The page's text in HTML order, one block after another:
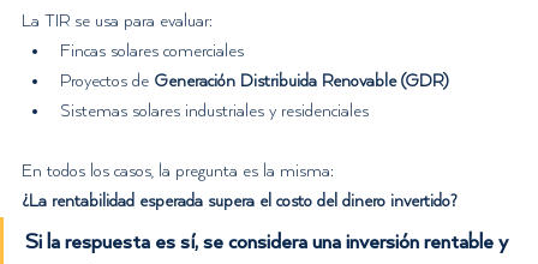
La TIR se usa para evaluar:
Fincas solares comerciales
Proyectos de Generación Distribuida Renovable (GDR)
Sistemas solares industriales y residenciales
En todos los casos, la pregunta es la misma:
¿La rentabilidad esperada supera el costo del dinero invertido?
Si la respuesta es sí, se considera una inversión rentable y